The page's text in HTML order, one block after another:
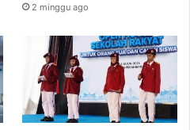
2 minggu ago